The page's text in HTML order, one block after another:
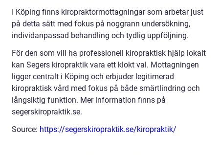
I Köping finns kiropraktormottagningar som arbetar just
på detta sätt med fokus på noggrann undersökning,
individanpassad behandling och tydlig uppföljning.
För den som vill ha professionell kiropraktisk hjälp lokalt
kan Segers kiropraktik vara ett klokt val. Mottagningen
ligger centralt i Köping och erbjuder legitimerad
kiropraktisk vård med fokus på både smärtlindring och
långsiktig funktion. Mer information finns på
segerskiropraktik.se.
Source: https://segerskiropraktik.se/kiropraktik/